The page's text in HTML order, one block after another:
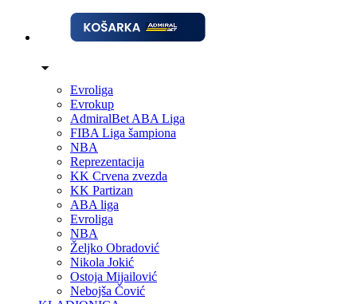
Evroliga
Evrokup
AdmiralBet ABA Liga
FIBA Liga šampiona
NBA
Reprezentacija
KK Crvena zvezda
KK Partizan
ABA liga
Evroliga
NBA
Željko Obradović
Nikola Jokić
Ostoja Mijailović
Nebojša Čović